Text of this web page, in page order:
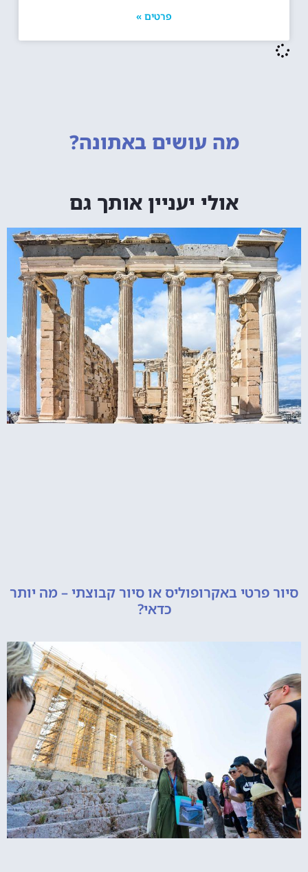
מה עושים באתונה?
אולי יעניין אותך גם
באקרופוליס או סיור קבוצתי – מה יותר